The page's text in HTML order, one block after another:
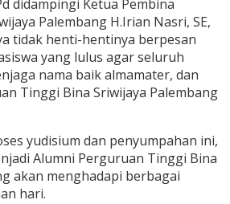
didampingi Ketua Pembina
Palembang H.Irian Nasri, SE,
tidak henti-hentinya berpesan
yang lulus agar seluruh
nama baik almamater, dan
Tinggi Bina Sriwijaya Palembang
yudisium dan penyumpahan ini,
Alumni Perguruan Tinggi Bina
akan menghadapi berbagai
hari.